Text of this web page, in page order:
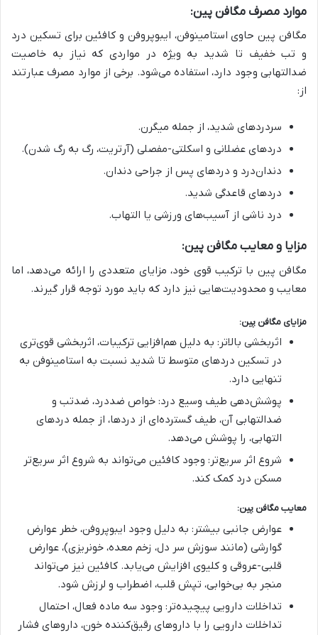
موارد مصرف مگافن پین:
مگافن پین حاوی استامینوفن، ایبوپروفن و کافئین برای تسکین درد
و تب خفیف تا شدید به ویژه در مواردی که نیاز به خاصیت
ضدالتهابی وجود دارد، استفاده می‌شود. برخی از موارد مصرف عبارتند
از:
سردردهای شدید، از جمله میگرن.
دردهای عضلانی و اسکلتی-مفصلی (آرتریت، رگ به رگ شدن).
دندان‌درد و دردهای پس از جراحی دندان.
دردهای قاعدگی شدید.
درد ناشی از آسیب‌های ورزشی یا التهاب.
مزایا و معایب مگافن پین:
مگافن پین با ترکیب قوی خود، مزایای متعددی را ارائه می‌دهد، اما
معایب و محدودیت‌هایی نیز دارد که باید مورد توجه قرار گیرند.
مزایای مگافن پین:
اثربخشی بالاتر: به دلیل هم‌افزایی ترکیبات، اثربخشی قوی‌تری
در تسکین دردهای متوسط تا شدید نسبت به استامینوفن به
تنهایی دارد.
پوشش‌دهی طیف وسیع درد: خواص ضددرد، ضدتب و
ضدالتهابی آن، طیف گسترده‌ای از دردها، از جمله دردهای
التهابی، را پوشش می‌دهد.
شروع اثر سریع‌تر: وجود کافئین می‌تواند به شروع اثر سریع‌تر
مسکن درد کمک کند.
معایب مگافن پین:
عوارض جانبی بیشتر: به دلیل وجود ایبوپروفن، خطر عوارض
گوارشی (مانند سوزش سر دل، زخم معده، خونریزی)، عوارض
قلبی-عروقی و کلیوی افزایش می‌یابد. کافئین نیز می‌تواند
منجر به بی‌خوابی، تپش قلب، اضطراب و لرزش شود.
تداخلات دارویی پیچیده‌تر: وجود سه ماده فعال، احتمال
تداخلات دارویی را با داروهای رقیق‌کننده خون، داروهای فشار